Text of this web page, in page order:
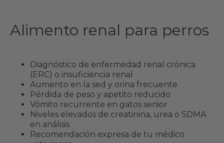
Alimento renal para perros
Diagnóstico de enfermedad renal crónica
(ERC) o insuficiencia renal
Aumento en la sed y orina frecuente
Pérdida de peso y apetito reducido
Vómito recurrente en gatos senior
Niveles elevados de creatinina, urea o SDMA
en análisis
Recomendación expresa de tu médico